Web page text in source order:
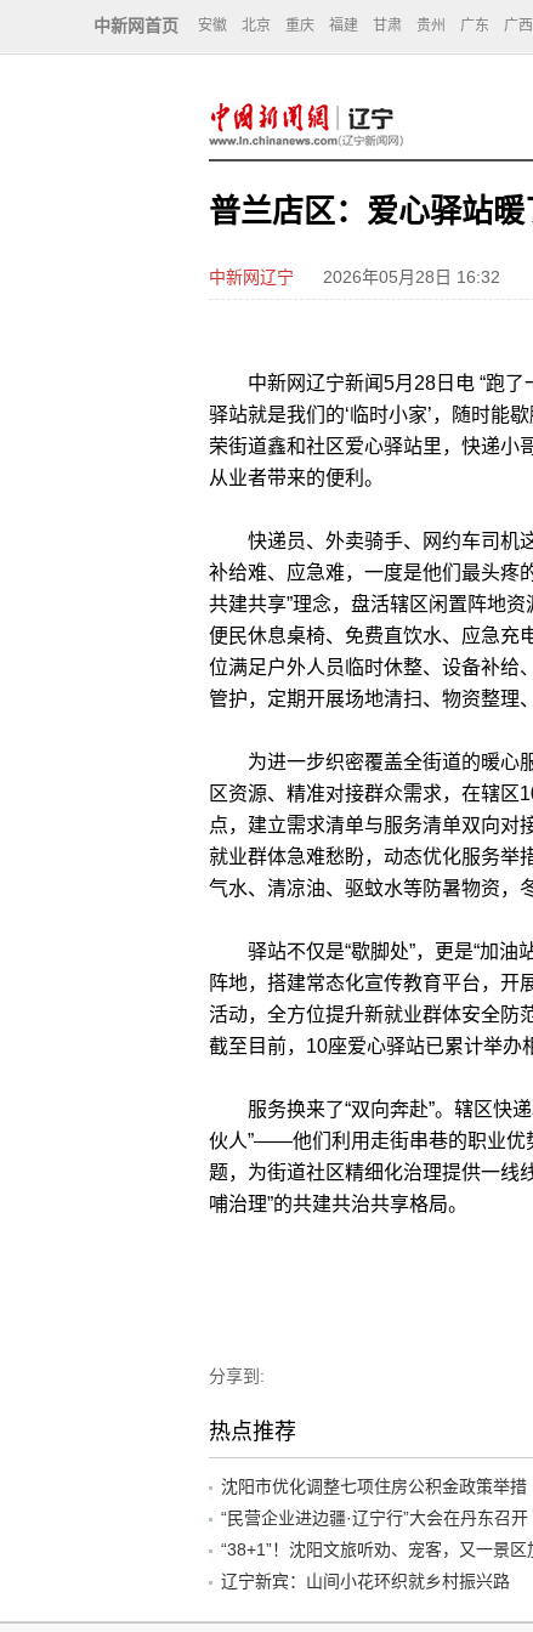
中新网首页 安徽 北京 重庆 福建 甘肃 贵州 广东 广西
普兰店区：爱心驿站
中新网辽宁 2026年05月28日 16:32
中新网辽宁新闻5月28日电 “跑了
驿站就是我们的‘临时小家’，随时能
荣街道鑫和社区爱心驿站里，快递小
从业者带来的便利。
快递员、外卖骑手、网约车司机这
补给难、应急难，一度是他们最头疼
共建共享”理念，盘活辖区闲置阵地
便民休息桌椅、免费直饮水、应急充
位满足户外人员临时休整、设备补给
管护，定期开展场地清扫、物资整理
为进一步织密覆盖全街道的暖心服
区资源、精准对接群众需求，在辖区
点，建立需求清单与服务清单双向对
就业群体急难愁盼，动态优化服务举
气水、清凉油、驱蚊水等防暑物资，
驿站不仅是“歇脚处”，更是“加油
阵地，搭建常态化宣传教育平台，开
活动，全方位提升新就业群体安全防
截至目前，10座爱心驿站已累计举办
服务换来了“双向奔赴”。辖区快递
伙人”——他们利用走街串巷的职业优
题，为街道社区精细化治理提供一线
哺治理”的共建共治共享格局。
分享到:
热点推荐
沈阳市优化调整七项住房公积金政策举措
“民营企业进边疆·辽宁行”大会在丹东召开
辽宁新宾：山间小花环织就乡村振兴路